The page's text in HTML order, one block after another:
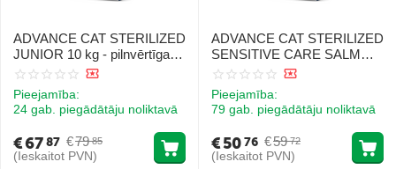
ADVANCE CAT STERILIZED
JUNIOR 10 kg - pilnvērtīga
sausā barība, kas īpaši
paredzēta sterilizētiem
kaķiem (no sterilizācijas līdz
24 mēnešu vecumam). Ar
vistu...
Pieejamība:
24 gab. piegādātāju noliktavā
€79 85
€6787
(Ieskaitot PVN)
ADVANCE CAT STERILIZED
SENSITIVE CARE SALMON
8+2kg - pilnvērtīga sausā
barība pieaugušiem
sterilizētiem kaķiem no 1 līdz
10 gadiem
Pieejamība:
79 gab. piegādātāju noliktavā
€59 72
€5076
(Ieskaitot PVN)